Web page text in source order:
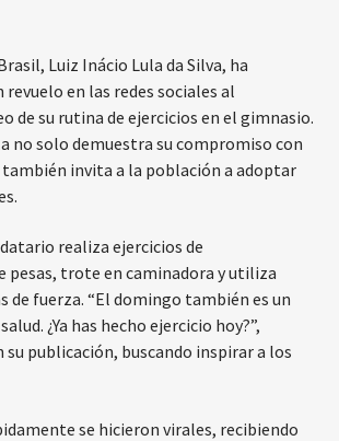
Luiz Inácio Lula da Silva, ha
revuelo en las redes sociales al
de su rutina de ejercicios en el gimnasio.
no solo demuestra su compromiso con
también invita a la población a adoptar
realiza ejercicios de
pesas, trote en caminadora y utiliza
de fuerza. “El domingo también es un
¿Ya has hecho ejercicio hoy?”,
su publicación, buscando inspirar a los
se hicieron virales, recibiendo